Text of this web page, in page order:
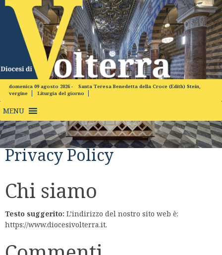
Skip
content
domenica 09 agosto 2026 -
Santa Teresa Benedetta della Croce (Edith) Stein,
vergine
Liturgia del giorno
MENU
Privacy Policy
Chi siamo
Testo suggerito: L’indirizzo del nostro sito web è:
https://www.diocesivolterra.it.